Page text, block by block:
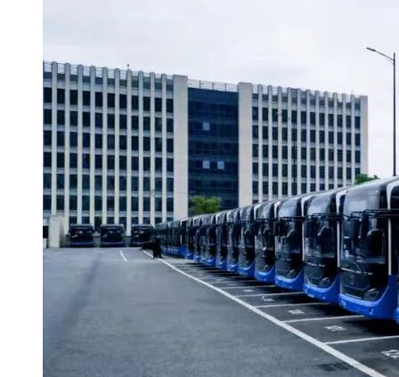
请投标人确保投标文件如期解密。如需在开标现场解密的，请
投标人携带CA数字证书并自备解密电脑和网络。
3. 地点：湘西自治州公共资源交易中心四楼不见面开标室一。
注：届时网上不见面开标大厅进行在线解密需使用对应制作投
标文件的CA锁进行解密。因投标人提交的投标文件等资料含
有计算机病毒，导致无法参与开标、评标等交易活动，后果由
投标人承担。
七、公告期限
1. 本招标公告在《 湘西公共资源交易网》
(http://ggzyjy.xxz.gov.cn)发布。公告期限从本招标公告发布之
日起不得少于5个工作日。
2. 在其他媒体发布的招标公告，公告内容以本招标公告指定媒
体发布的公告为准;公告期限自本招标公告指定媒体最先发布
1.投标人对采购活动事项如有疑问的，可以向采购人或者采购
代理机构提出询问。采购人或者采购代理机构将在3个工作日